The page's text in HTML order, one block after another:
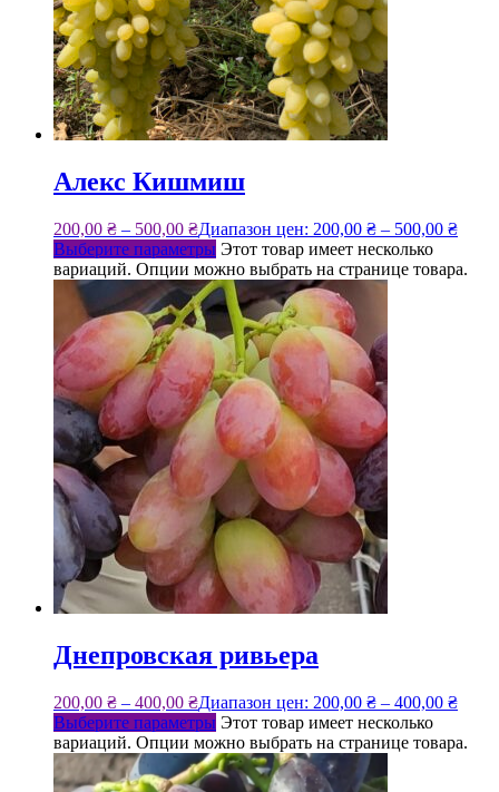
Алекс Кишмиш
200,00 ₴ – 500,00 ₴Диапазон цен: 200,00 ₴ – 500,00 ₴
Выберите параметры Этот товар имеет несколько
вариаций. Опции можно выбрать на странице товара.
Днепровская ривьера
200,00 ₴ – 400,00 ₴Диапазон цен: 200,00 ₴ – 400,00 ₴
Выберите параметры Этот товар имеет несколько
вариаций. Опции можно выбрать на странице товара.